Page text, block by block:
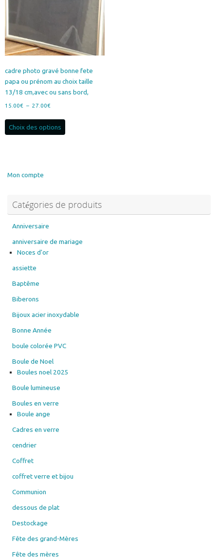
cadre photo gravé bonne fete
papa ou prénom au choix taille
13/18 cm,avec ou sans bord,
15.00€ – 27.00€
15.00€
Choix des options
être
choisies
page
Mon compte
Catégories de produits
Anniversaire
anniversaire de mariage
Noces d'or
assiette
Baptême
Biberons
Bijoux acier inoxydable
Bonne Année
boule colorée PVC
Boule de Noel
Boules noel 2025
Boule lumineuse
Boules en verre
Boule ange
Cadres en verre
cendrier
Coffret
coffret verre et bijou
Communion
dessous de plat
Destockage
Fête des grand-Mères
Fête des mères